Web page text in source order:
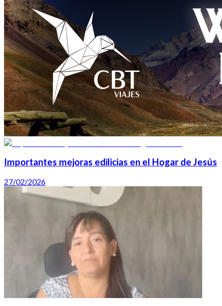
Importantes mejoras edilicias en el Hogar de Jesús
27/02/2026